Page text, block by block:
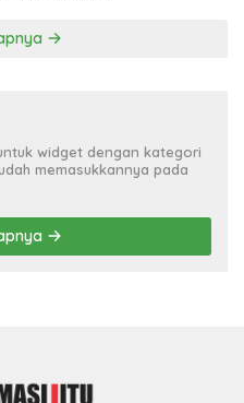
widget dengan kategori
memasukkannya pada